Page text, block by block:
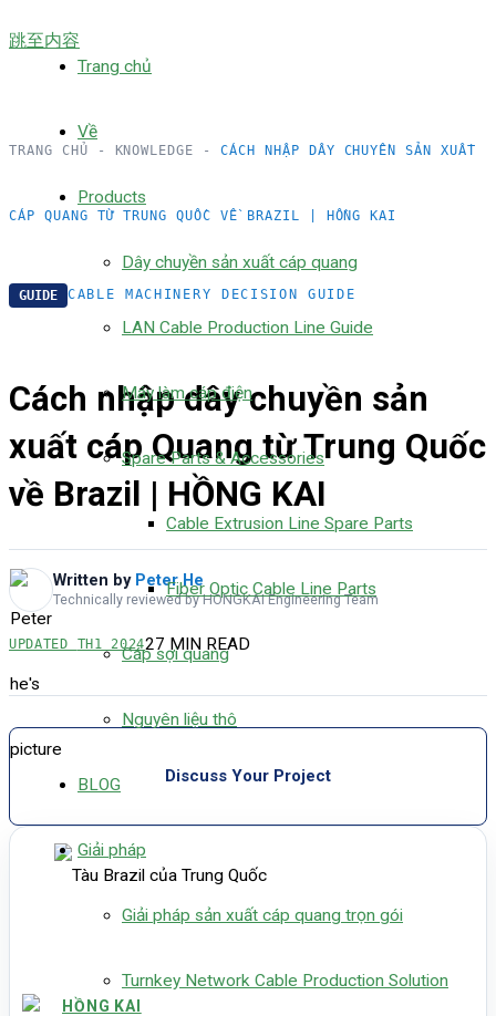
跳至内容
HỒNG KAI
Trang chủ
Về
Products
Dây chuyền sản xuất cáp quang
LAN Cable Production Line Guide
Máy làm cáp điện
Spare Parts & Accessories
Cable Extrusion Line Spare Parts
Fiber Optic Cable Line Parts
Cáp sợi quang
Nguyên liệu thô
BLOG
Giải pháp
Giải pháp sản xuất cáp quang trọn gói
Turnkey Network Cable Production Solution
TRANG CHỦ - KNOWLEDGE -CÁCH NHẬP DÂY CHUYỀN SẢN XUẤT
CÁP QUANG TỪ TRUNG QUỐC VỀ BRAZIL | HỒNG KAI
GUIDE CABLE MACHINERY DECISION GUIDE
Cách nhập dây chuyền sản
xuất cáp Quang từ Trung Quốc
về Brazil | HỒNG KAI
Written by Peter He
Technically reviewed by HONGKAI Engineering Team
UPDATED TH1 202427 MIN READ
Discuss Your Project